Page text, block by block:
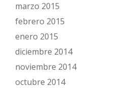
marzo 2015
febrero 2015
enero 2015
diciembre 2014
noviembre 2014
octubre 2014